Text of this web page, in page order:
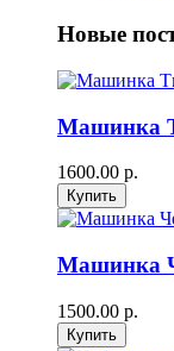
Новые
Машинка
1600.00 р.
Машинка
1500.00 р.